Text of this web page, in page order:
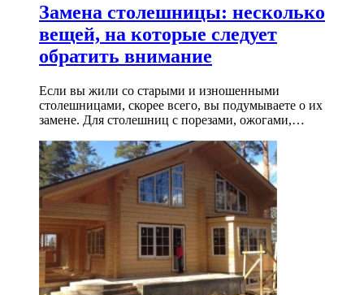
Замена столешницы: несколько
вещей, на которые следует
обратить внимание
Если вы жили со старыми и изношенными
столешницами, скорее всего, вы подумываете о их
замене. Для столешниц с порезами, ожогами,…